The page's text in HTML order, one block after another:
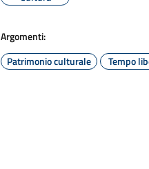
Argomenti:
Patrimonio culturale
Tempo